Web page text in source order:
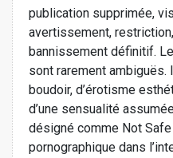
publication supprimée,
avertissement,
bannissement définitif. Les disciplines concernées
sont rarement ambiguës.
boudoir, d’érotisme
d’une sensualité
désigné comme Not Safe
pornographique dans